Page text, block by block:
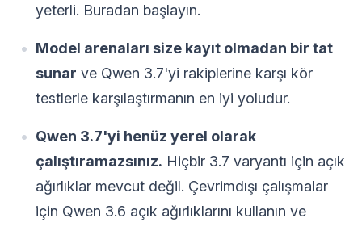
yeterli. Buradan başlayın.
Model arenaları size kayıt olmadan bir tat
sunar ve Qwen 3.7'yi rakiplerine karşı kör
testlerle karşılaştırmanın en iyi yoludur.
Qwen 3.7'yi henüz yerel olarak
çalıştıramazsınız. Hiçbir 3.7 varyantı için açık
ağırlıklar mevcut değil. Çevrimdışı çalışmalar
için Qwen 3.6 açık ağırlıklarını kullanın ve